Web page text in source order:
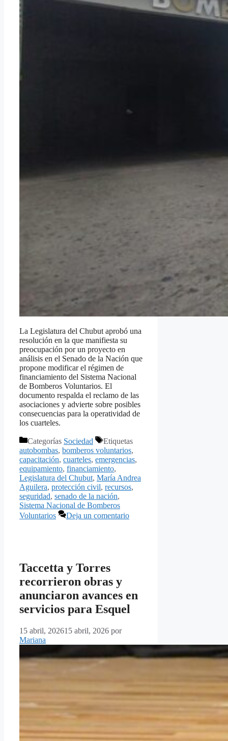
La Legislatura del Chubut aprobó una
resolución en la que manifiesta su
preocupación por un proyecto en
análisis en el Senado de la Nación que
propone modificar el régimen de
financiamiento del Sistema Nacional
de Bomberos Voluntarios. El
documento respalda el reclamo de las
asociaciones y advierte sobre posibles
consecuencias para la operatividad de
los cuarteles.
Categorías Sociedad
Etiquetas
autobombas, bomberos voluntarios,
capacitación, cuarteles, emergencias,
equipamiento, financiamiento,
Legislatura del Chubut, María Andrea
Aguilera, protección civil, recursos,
seguridad, senado de la nación,
Sistema Nacional de Bomberos
Voluntarios
Deja un comentario
Taccetta y Torres
recorrieron obras y
anunciaron avances en
servicios para Esquel
15 abril, 202615 abril, 2026 por
Mariana